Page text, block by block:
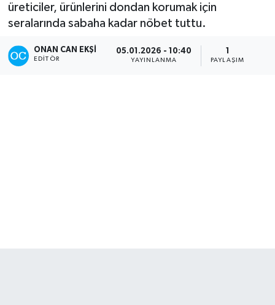
üreticiler, ürünlerini dondan korumak için
seralarında sabaha kadar nöbet tuttu.
ONAN CAN EKŞI
EDITÖR
05.01.2026 - 10:40
YAYINLANMA PAYLAŞIM
Son Dakika Haberleri
Haber Arşivi